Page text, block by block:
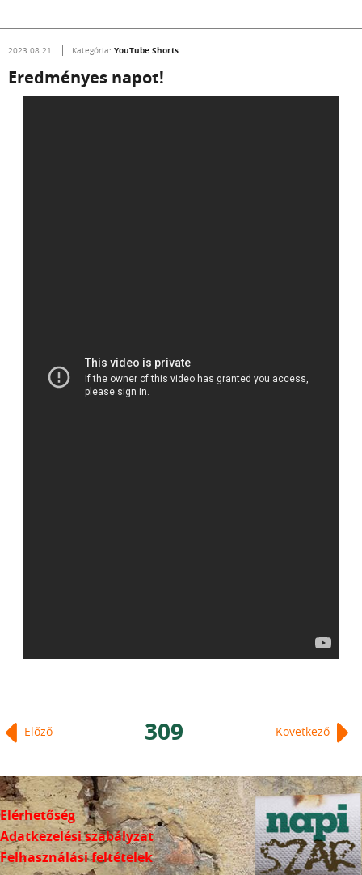
2023.08.21. Kategória: YouTube Shorts
Eredményes napot!
Előző Következő
309
Elérhetőség
Adatkezelési szabályzat
Felhasználási feltételek